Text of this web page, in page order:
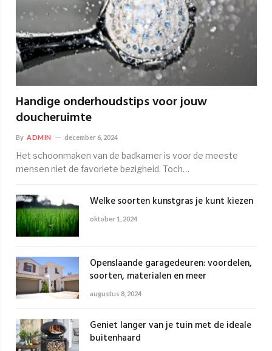
Handige onderhoudstips voor jouw
doucheruimte
By ADMIN december 6, 2024
Het schoonmaken van de badkamer is voor de meeste
mensen niet de favoriete bezigheid. Toch…
Welke soorten kunstgras je kunt kiezen
oktober 1, 2024
Openslaande garagedeuren: voordelen,
soorten, materialen en meer
augustus 8, 2024
Geniet langer van je tuin met de ideale
buitenhaard